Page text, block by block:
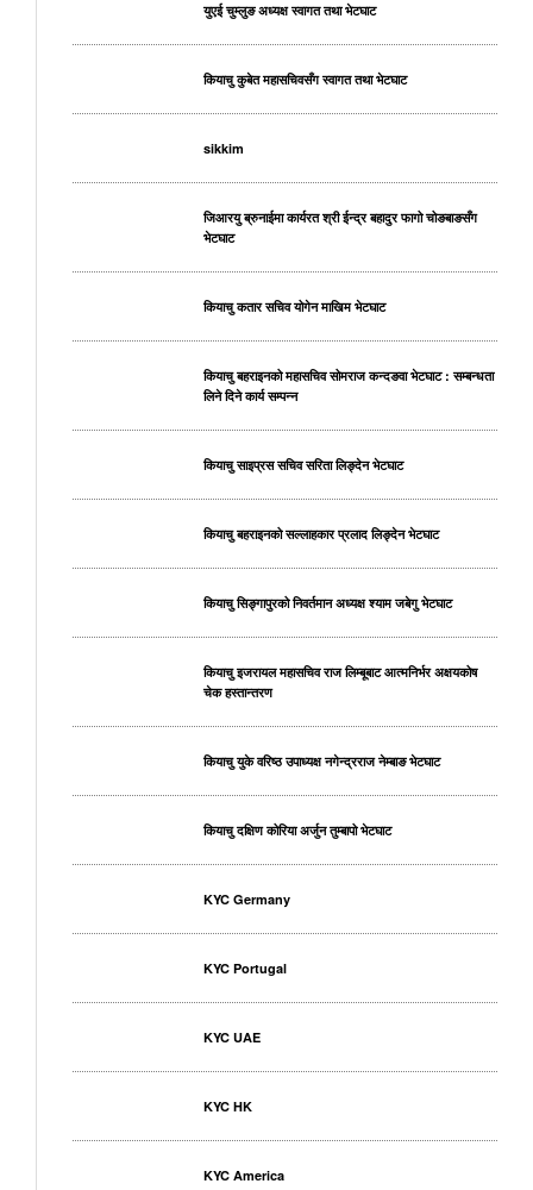
युएई चुम्लुङ अध्यक्ष स्वागत तथा भेटघाट
कियाचु कुबेत महासचिवसँग स्वागत तथा भेटघाट
sikkim
जिआरयु ब्रुनाईमा कार्यरत श्री ईन्द्र बहादुर फागो चोङबाङसँग
भेटघाट
कियाचु कतार सचिव योगेन माखिम भेटघाट
कियाचु बहराइनको महासचिव सोमराज कन्दङवा भेटघाट : सम्बन्धता
लिने दिने कार्य सम्पन्न
कियाचु साइप्रस सचिव सरिता लिङ्देन भेटघाट
कियाचु बहराइनको सल्लाहकार प्रलाद लिङ्देन भेटघाट
कियाचु सिङ्गापुरको निवर्तमान अध्यक्ष श्याम जबेगु भेटघाट
कियाचु इजरायल महासचिव राज लिम्बूबाट आत्मनिर्भर अक्षयकोष
चेक हस्तान्तरण
कियाचु युके वरिष्ठ उपाध्यक्ष नगेन्द्रराज नेम्बाङ भेटघाट
कियाचु दक्षिण कोरिया अर्जुन तुम्बापो भेटघाट
KYC Germany
KYC Portugal
KYC UAE
KYC HK
KYC America